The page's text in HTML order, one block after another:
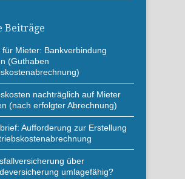
Beiträge
für Mieter: Bankverbindung
(Guthaben
nachträglich auf Mieter
(nach erfolgter Abrechnung)
Aufforderung zur Erstellung
über
umlagefähig?